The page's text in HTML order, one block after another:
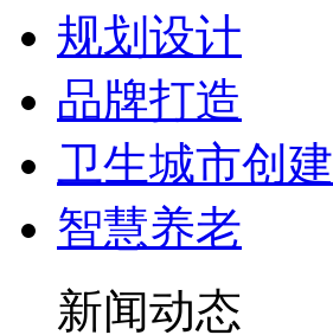
规划设计
品牌打造
卫生城市创建
智慧养老
新闻动态